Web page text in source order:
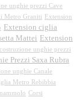
unghie prezzi Cave
Metro Graniti
Extension
Extension ciglia
Mattei Extension
unghie prezzi
Prezzi Saxa Rubra
unghie Canale
Metro Rebibbia
Corsi